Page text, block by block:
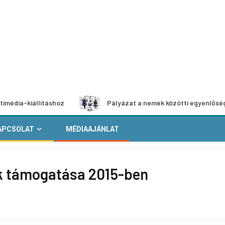
Pályázat a nemek közötti egyenlőség európai
MÉDIAAJÁNLAT
2015-ben